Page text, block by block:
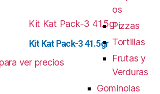
Kit Kat Pack-3 41.5gr
ver precios
os
Pizzas
Tortillas
Frutas y
Verduras
Gominolas